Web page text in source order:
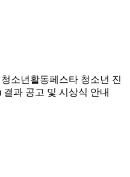
소년활동페스타 청소년 진
과 공고 및 시상식 안내